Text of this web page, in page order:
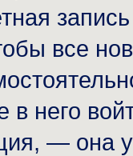
все
в него
— она